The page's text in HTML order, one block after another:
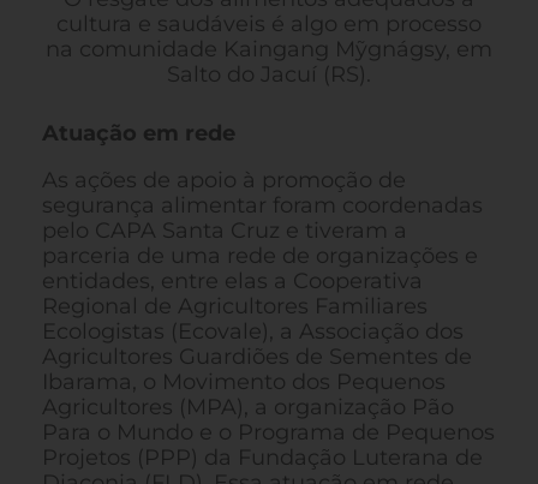
cultura e saudáveis é algo em processo
na comunidade Kaingang Mỹgnágsy, em
Salto do Jacuí (RS).
Atuação em rede
As ações de apoio à promoção de
segurança alimentar foram coordenadas
pelo CAPA Santa Cruz e tiveram a
parceria de uma rede de organizações e
entidades, entre elas a Cooperativa
Regional de Agricultores Familiares
Ecologistas (Ecovale), a Associação dos
Agricultores Guardiões de Sementes de
Ibarama, o Movimento dos Pequenos
Agricultores (MPA), a organização Pão
Para o Mundo e o Programa de Pequenos
Projetos (PPP) da Fundação Luterana de